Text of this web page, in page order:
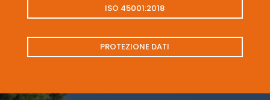
ISO 45001:2018
PROTEZIONE DATI